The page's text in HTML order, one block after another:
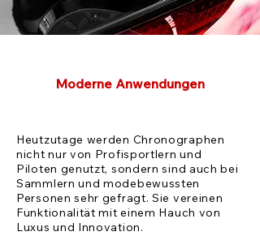
Moderne Anwendungen
Heutzutage werden Chronographen
nicht nur von Profisportlern und
Piloten genutzt, sondern sind auch bei
Sammlern und modebewussten
Personen sehr gefragt. Sie vereinen
Funktionalität mit einem Hauch von
Luxus und Innovation.